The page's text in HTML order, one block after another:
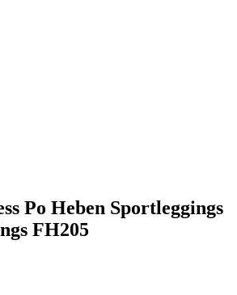
Po Heben Sportleggings
FH205